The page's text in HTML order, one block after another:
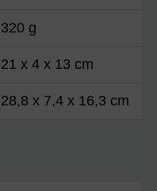
320 g
21 x 4 x 13 cm
28,8 x 7,4 x 16,3 cm